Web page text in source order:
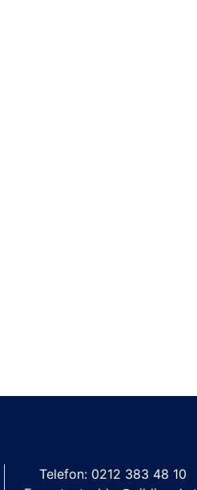
Telefon: 0212 383 48 10